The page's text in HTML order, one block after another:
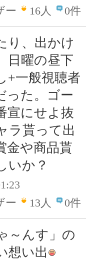
ー 16人 0件
り、出かけ
日曜の昼下
+一般視聴者
った。ゴー
宣にせよ抜
ラ貰って出
金や商品貰
いか？
ー
13人 0件
～んす」の
想い出